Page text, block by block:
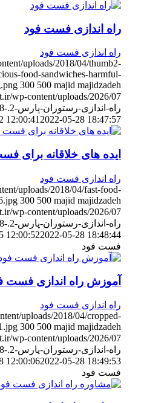
راه اندازی فست فود
راه اندازی فست فود
content/uploads/2018/04/thumb2-
delicious-food-sandwiches-harmful-
300 500 majid majidzadeh
راه-اندازی-رستوران-پارس-2.png
2018-
05-02 12:00:412022-05-28 18:47:57
ایده های خلاقانه برای فست
راه اندازی فست فود
content/uploads/2018/04/fast-food-
16.jpg 300 500 majid majidzadeh
راه-اندازی-رستوران-پارس-2.png
2018-
04-25 12:00:522022-05-28 18:48:44
فست فود
آموزش راه اندازی فست فود
راه اندازی فست فود
content/uploads/2018/04/cropped-
300 500 majid majidzadeh
راه-اندازی-رستوران-پارس-2.png
2018-
04-18 12:00:062022-05-28 18:49:53
فست فود